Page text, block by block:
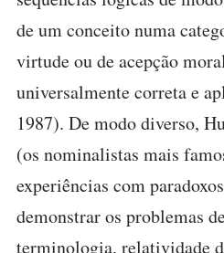
de um conceito numa
virtude ou de acepção
universalmente correta e
1987). De modo diverso,
(os nominalistas mais
experiências com
demonstrar os problemas
terminologia, relatividade